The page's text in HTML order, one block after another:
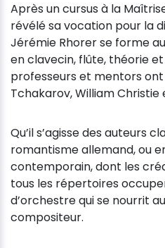
Après un cursus à la
révélé sa vocation pour la
Jérémie Rhorer se forme
en clavecin, flûte, théorie
professeurs et mentors
Tchakarov, William Christie
Qu’il s’agisse des auteurs
romantisme allemand, ou
contemporain, dont les
tous les répertoires
d’orchestre qui se nourrit
compositeur.